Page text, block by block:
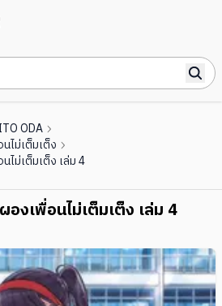
ODA
ไม่เต็มเต็ง
ไม่เต็มเต็ง เล่ม 4
องเพื่อนไม่เต็มเต็ง เล่ม 4